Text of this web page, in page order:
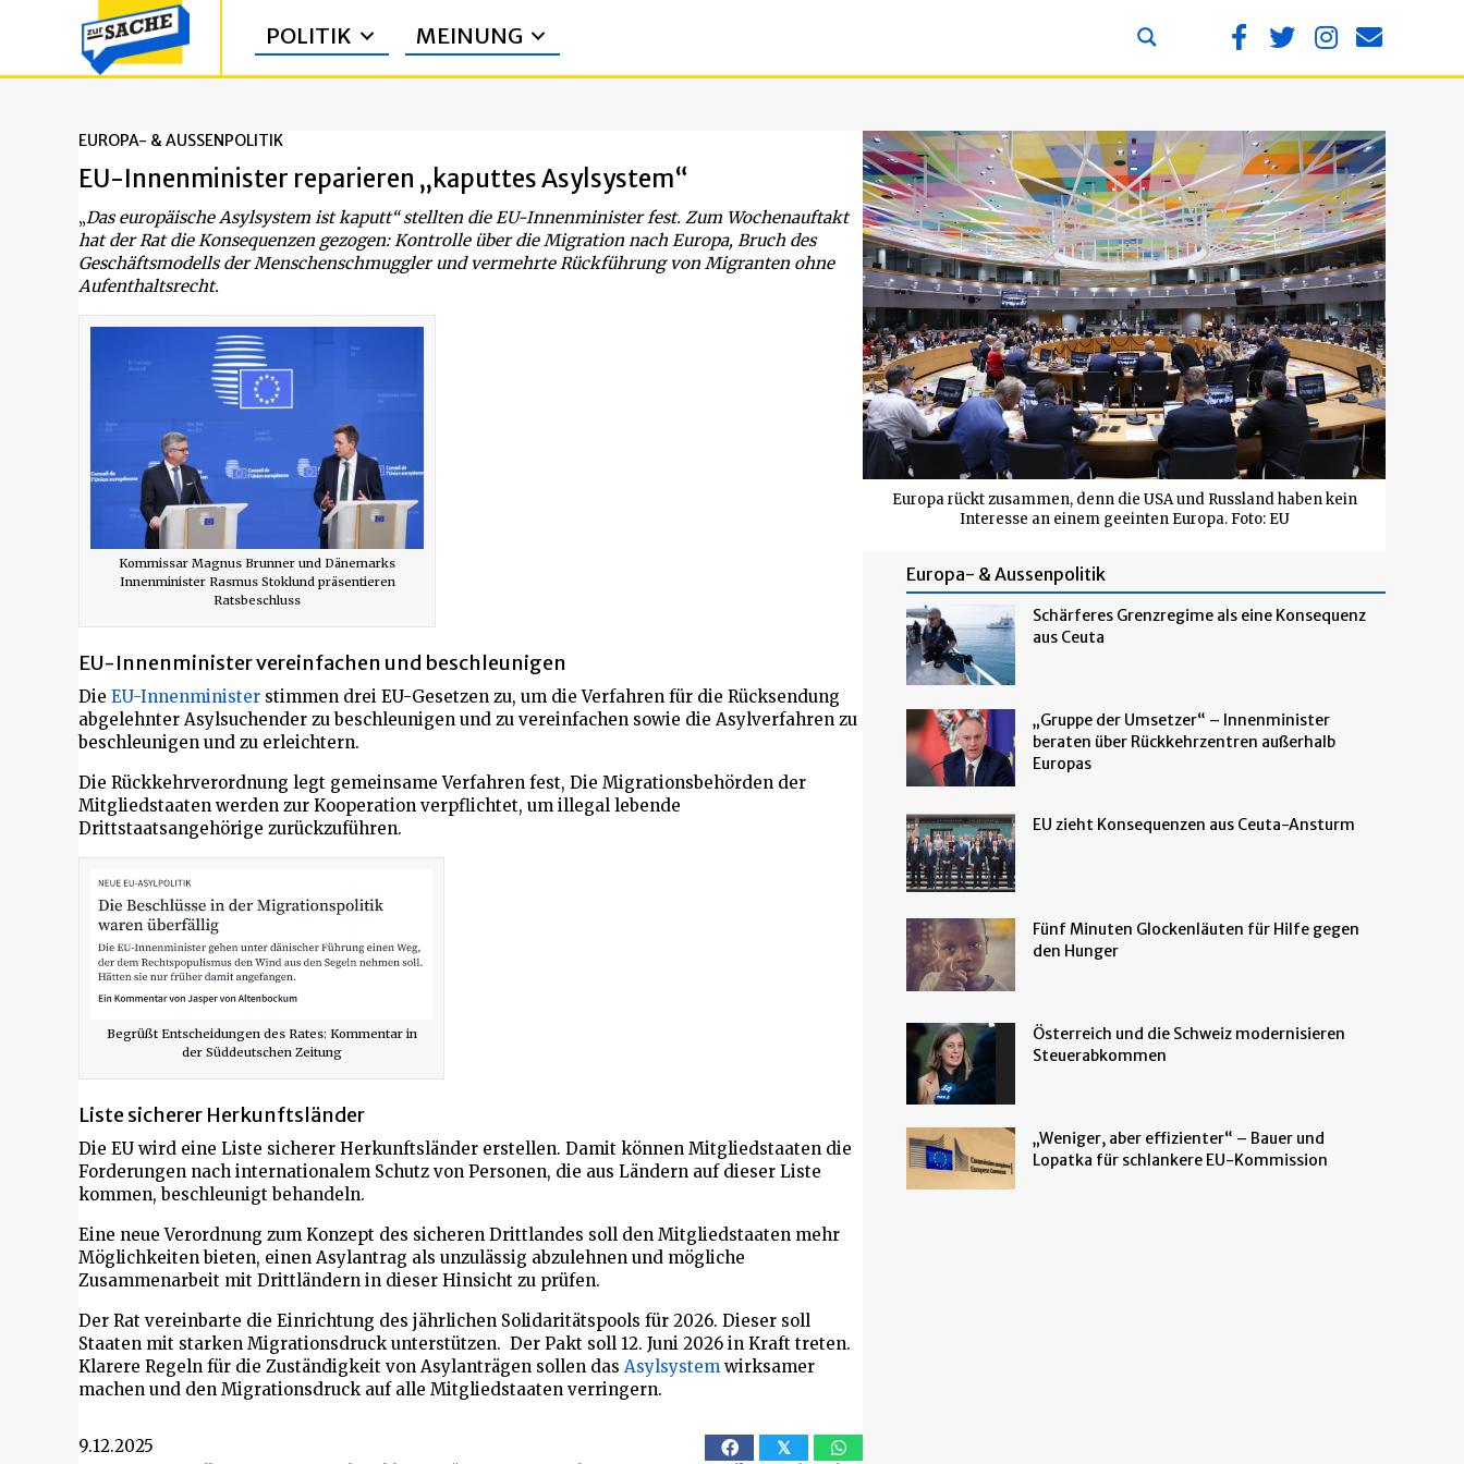
POLITIK MEINUNG
EUROPA- & AUSSENPOLITIK
EU-Innenminister reparieren „kaputtes Asylsystem“
„Das europäische Asylsystem ist kaputt“ stellten die EU-Innenminister fest. Zum Wochenauftakt
hat der Rat die Konsequenzen gezogen: Kontrolle über die Migration nach Europa, Bruch des
Geschäftsmodells der Menschenschmuggler und vermehrte Rückführung von Migranten ohne
Aufenthaltsrecht.
Kommissar Magnus Brunner und Dänemarks
Innenminister Rasmus Stoklund präsentieren
Ratsbeschluss
EU-Innenminister vereinfachen und beschleunigen
Die EU-Innenminister stimmen drei EU-Gesetzen zu, um die Verfahren für die Rücksendung
abgelehnter Asylsuchender zu beschleunigen und zu vereinfachen sowie die Asylverfahren zu
beschleunigen und zu erleichtern.
Die Rückkehrverordnung legt gemeinsame Verfahren fest, Die Migrationsbehörden der
Mitgliedstaaten werden zur Kooperation verpflichtet, um illegal lebende
Drittstaatsangehörige zurückzuführen.
Begrüßt Entscheidungen des Rates: Kommentar in
der Süddeutschen Zeitung
Liste sicherer Herkunftsländer
Die EU wird eine Liste sicherer Herkunftsländer erstellen. Damit können Mitgliedstaaten die
Forderungen nach internationalem Schutz von Personen, die aus Ländern auf dieser Liste
kommen, beschleunigt behandeln.
Eine neue Verordnung zum Konzept des sicheren Drittlandes soll den Mitgliedstaaten mehr
Möglichkeiten bieten, einen Asylantrag als unzulässig abzulehnen und mögliche
Zusammenarbeit mit Drittländern in dieser Hinsicht zu prüfen.
Der Rat vereinbarte die Einrichtung des jährlichen Solidaritätspools für 2026. Dieser soll
Staaten mit starken Migrationsdruck unterstützen. Der Pakt soll 12. Juni 2026 in Kraft treten.
Klarere Regeln für die Zuständigkeit von Asylanträgen sollen das Asylsystem wirksamer
machen und den Migrationsdruck auf alle Mitgliedstaaten verringern.
9.12.2025 𝕏
Europa rückt zusammen, denn die USA und Russland haben kein
Interesse an einem geeinten Europa. Foto: EU
Europa- & Aussenpolitik
Schärferes Grenzregime als eine Konsequenz
aus Ceuta
„Gruppe der Umsetzer“ – Innenminister
beraten über Rückkehrzentren außerhalb
Europas
EU zieht Konsequenzen aus Ceuta-Ansturm
Fünf Minuten Glockenläuten für Hilfe gegen
den Hunger
Österreich und die Schweiz modernisieren
Steuerabkommen
„Weniger, aber effizienter“ – Bauer und
Lopatka für schlankere EU-Kommission